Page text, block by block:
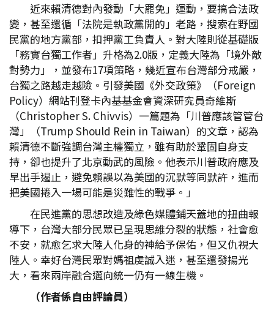
近來賴清德對內發動「大罷免」運動，要搞合法政
變，甚至還循「法院是執政黨開的」老路，搜索在野國
民黨的地方黨部，扣押黨工負責人。對大陸則從基礎版
「務實台獨工作者」升格為2.0版，定義大陸為「境外敵
對勢力」，並發布17項策略，幾近宣布台灣部分戒嚴，
台獨之路越走越險。引發美國《外交政策》（Foreign
Policy）網站刊登卡內基基金會資深研究員奇維斯
（Christopher S. Chivvis）一篇題為「川普應該管管台
灣」（Trump Should Rein in Taiwan）的文章，認為
賴清德不斷強調台灣主權獨立，雖有助於鞏固自身支
持，卻也提升了北京動武的風險。他表示川普政府應及
早出手遏止，避免賴誤以為美國的沉默等同默許，進而
把美國捲入一場可能是災難性的戰爭。」
在民進黨的思想改造及綠色媒體鋪天蓋地的扭曲報
導下，台灣大部分民眾已呈現思維分裂的狀態，社會愈
不安，就愈乞求大陸人化身的神給予保佑，但又仇視大
陸人。幸好台灣民眾對媽祖虔誠入迷，甚至還發揚光
大，看來兩岸融合邁向統一仍有一線生機。
（作者係自由評論員）